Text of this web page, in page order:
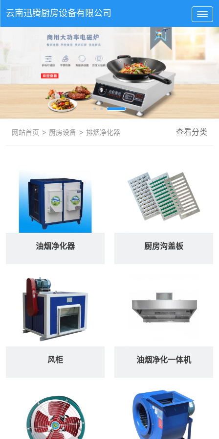
云南迅腾厨房设备有限公司
网站首页 > 厨房设备 > 排烟净化器 查看分类
油烟净化器 厨房沟盖板
风柜 油烟净化一体机
微信号：